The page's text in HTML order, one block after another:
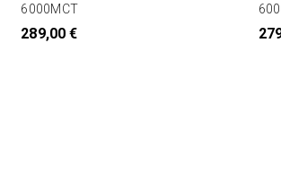
6000MCT
289,00 €